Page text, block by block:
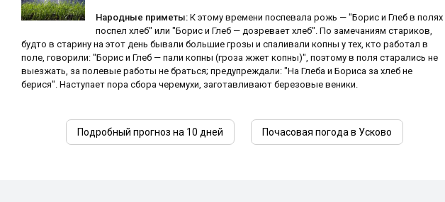
Народные приметы: К этому времени поспевала рожь — "Борис и Глеб в полях
поспел хлеб" или "Борис и Глеб — дозревает хлеб". По замечаниям стариков,
будто в старину на этот день бывали большие грозы и спаливали копны у тех, кто работал в
поле, говорили: "Борис и Глеб — пали копны (гроза жжет копны)", поэтому в поля старались не
выезжать, за полевые работы не браться; предупреждали: "На Глеба и Бориса за хлеб не
берися". Наступает пора сбора черемухи, заготавливают березовые веники.
Подробный прогноз на 10 дней Почасовая погода в Усково